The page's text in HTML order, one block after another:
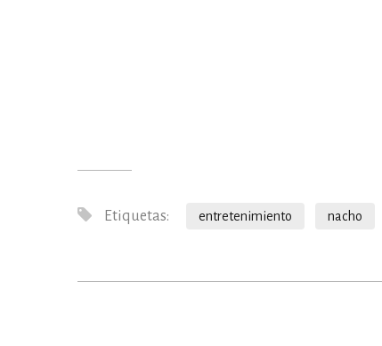
Etiquetas: entretenimiento nacho